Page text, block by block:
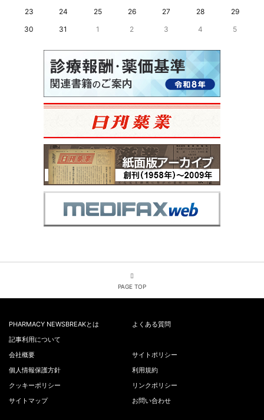
23
24 25 26 27 28
29
30
31 1 2 3 4 5
PAGE TOP
PHARMACY NEWSBREAKとは
よくある質問
記事利用について
会社概要
サイトポリシー
個人情報保護方針
利用規約
クッキーポリシー
リンクポリシー
サイトマップ
お問い合わせ